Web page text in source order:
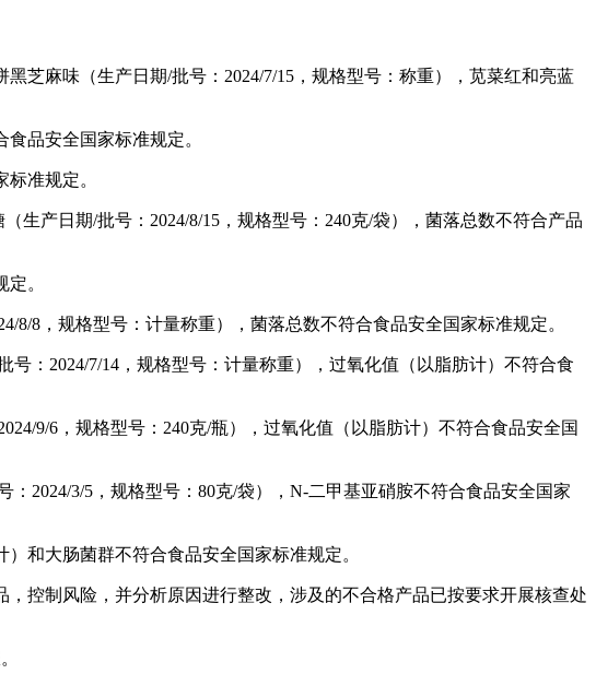
麻味（生产日期/批号：2024/7/15，规格型号：称重），苋菜红和亮蓝
品安全国家标准规定。
准规定。
产日期/批号：2024/8/15，规格型号：240克/袋），菌落总数不符合产品
。
8，规格型号：计量称重），菌落总数不符合食品安全国家标准规定。
2024/7/14，规格型号：计量称重），过氧化值（以脂肪计）不符合食
9/6，规格型号：240克/瓶），过氧化值（以脂肪计）不符合食品安全国
3/5，规格型号：80克/袋），N-二甲基亚硝胺不符合食品安全国家
和大肠菌群不符合食品安全国家标准规定。
制风险，并分析原因进行整改，涉及的不合格产品已按要求开展核查处